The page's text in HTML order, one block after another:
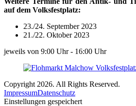
auf dem Volksfestplatz:
23./24. September 2023
21./22. Oktober 2023
jeweils von 9:00 Uhr - 16:00 Uhr
Copyright 2026. All Rights Reserved.
ImpressumDatenschutz
Einstellungen gespeichert